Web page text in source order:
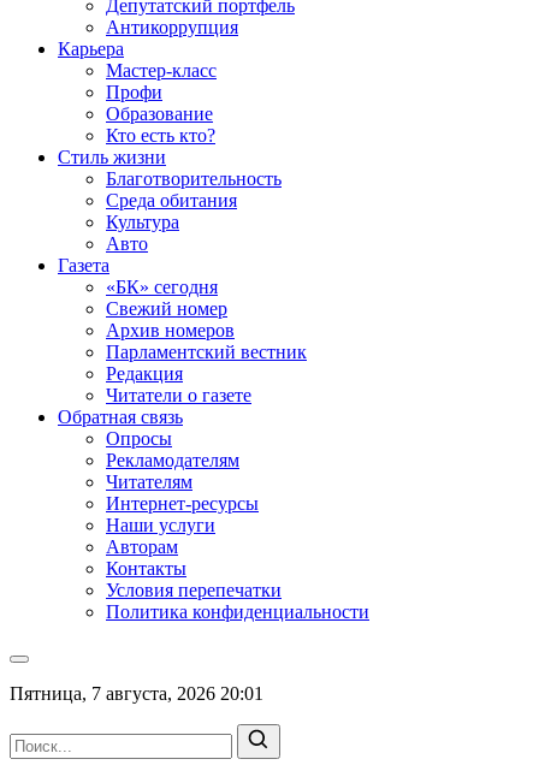
Депутатский портфель
Антикоррупция
Карьера
Мастер-класс
Профи
Образование
Кто есть кто?
Стиль жизни
Благотворительность
Среда обитания
Культура
Авто
Газета
«БК» сегодня
Свежий номер
Архив номеров
Парламентский вестник
Редакция
Читатели о газете
Обратная связь
Опросы
Рекламодателям
Читателям
Интернет-ресурсы
Наши услуги
Авторам
Контакты
Условия перепечатки
Политика конфиденциальности
Пятница, 7 августа, 2026 20:01